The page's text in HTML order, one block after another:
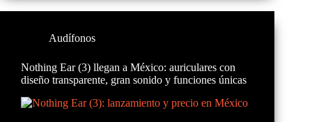
Audífonos
Nothing Ear (3) llegan a México: auriculares con
diseño transparente, gran sonido y funciones únicas